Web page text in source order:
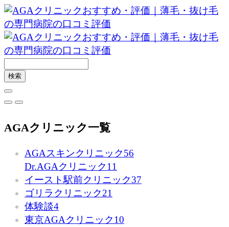
AGAクリニック一覧
AGAスキンクリニック56
Dr.AGAクリニック11
イースト駅前クリニック37
ゴリラクリニック21
体験談4
東京AGAクリニック10